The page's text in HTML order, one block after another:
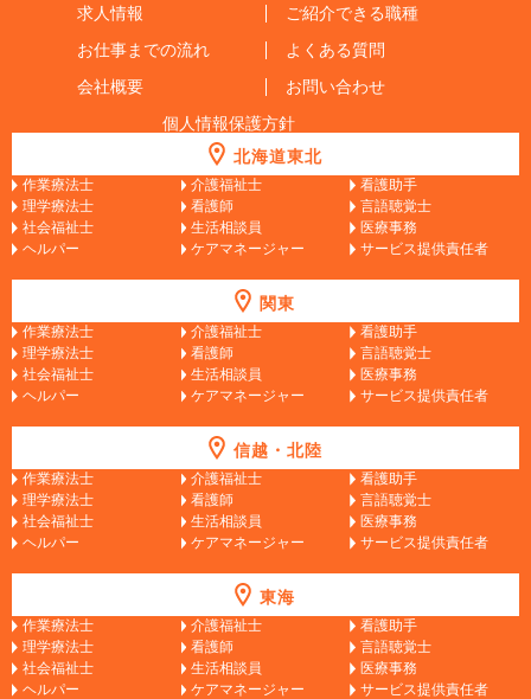
求人情報
ご紹介できる職種
お仕事までの流れ
よくある質問
会社概要
お問い合わせ
個人情報保護方針
北海道東北
作業療法士 介護福祉士
看護助手
理学療法士
看護師
言語聴覚士
社会福祉士
生活相談員
医療事務
ヘルパー
ケアマネージャー サービス提供責任者
関東
作業療法士 介護福祉士
看護助手
理学療法士
看護師
言語聴覚士
社会福祉士
生活相談員
医療事務
ヘルパー
ケアマネージャー サービス提供責任者
信越・北陸
作業療法士 介護福祉士
看護助手
理学療法士
看護師
言語聴覚士
社会福祉士
生活相談員
医療事務
ヘルパー
ケアマネージャー サービス提供責任者
東海
作業療法士 介護福祉士
看護助手
理学療法士
看護師
言語聴覚士
社会福祉士
生活相談員
医療事務
ヘルパー
ケアマネージャー サービス提供責任者